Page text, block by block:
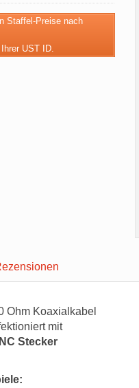
Staffel-Preise nach
UST ID.
Ohm Koaxialkabel
mit
Stecker